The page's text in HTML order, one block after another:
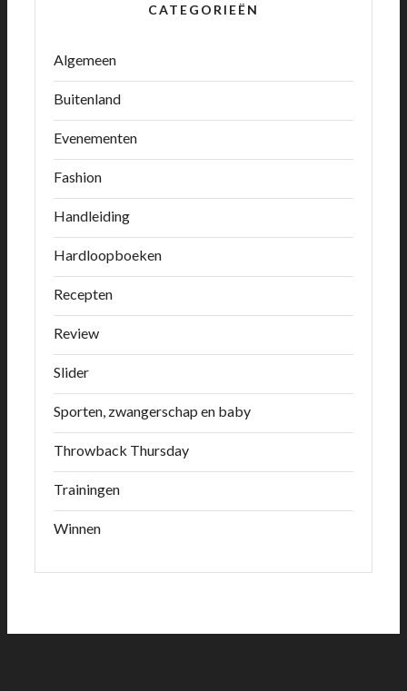
CATEGORIEËN
Algemeen
Buitenland
Evenementen
Fashion
Handleiding
Hardloopboeken
Recepten
Review
Slider
Sporten, zwangerschap en baby
Throwback Thursday
Trainingen
Winnen